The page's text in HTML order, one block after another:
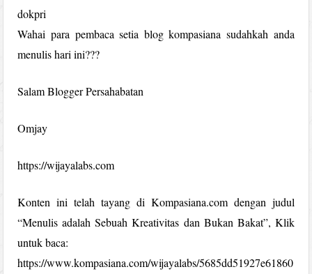
dokpri
Wahai para pembaca setia blog kompasiana sudahkah anda
menulis hari ini???
Salam Blogger Persahabatan
Omjay
https://wijayalabs.com
Konten ini telah tayang di Kompasiana.com dengan judul
“Menulis adalah Sebuah Kreativitas dan Bukan Bakat”, Klik
untuk baca:
https://www.kompasiana.com/wijayalabs/5685dd51927e61860